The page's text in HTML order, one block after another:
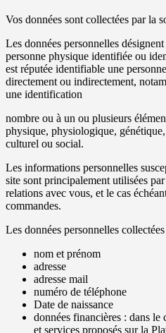
Vos données sont collectées par la
Les données personnelles
personne physique identifiée ou
est réputée identifiable une
directement ou indirectement,
une identification
nombre ou à un ou plusieurs
physique, physiologique,
culturel ou social.
Les informations personnelles
site sont principalement utilisées
relations avec vous, et le cas
commandes.
Les données personnelles
nom et prénom
adresse
adresse mail
numéro de téléphone
Date de naissance
données financières : dans le
et services proposés sur la